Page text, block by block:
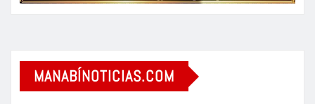
MANABÍNOTICIAS.COM